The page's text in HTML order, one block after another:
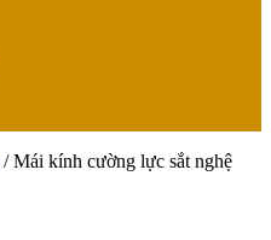
/ Mái kính cường lực sắt nghệ